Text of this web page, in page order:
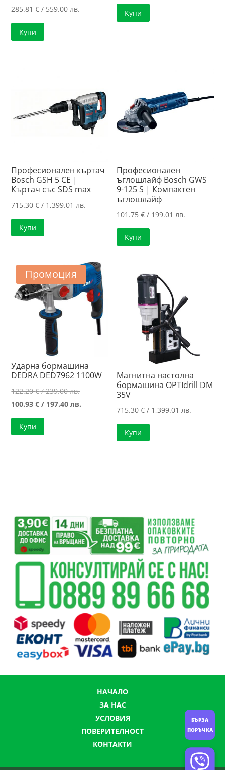
285.81€ / 559.00 лв.
Купи
Купи
Професионален къртач
Bosch GSH 5 CE |
Къртач със SDS max
715.30€ / 1,399.01 лв.
Купи
Професионален
ъглошлайф Bosch GWS
9-125 S | Компактен
ъглошлайф
101.75€ / 199.01 лв.
Купи
Промоция
Ударна бормашина
DEDRA DED7962 1100W
122.20€/ 239.00 лв.Original
price
100.93€ / 197.40 лв.
Купи
Магнитна настолна
бормашина OPTIdrill DM
35V
715.30€ / 1,399.01 лв.
Купи
НАЧАЛО
ЗА НАС
УСЛОВИЯ
ПОВЕРИТЕЛНОСТ
КОНТАКТИ
БЪРЗА
ПОРЪЧКА